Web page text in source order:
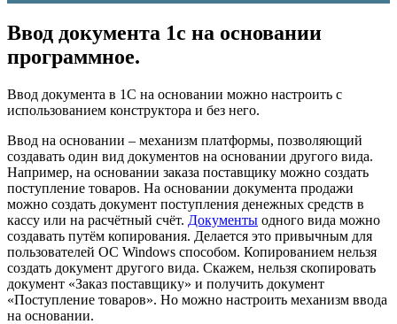
Ввод документа 1с на основании
программное.
Ввод документа в 1С на основании можно настроить с
использованием конструктора и без него.
Ввод на основании – механизм платформы, позволяющий
создавать один вид документов на основании другого вида.
Например, на основании заказа поставщику можно создать
поступление товаров. На основании документа продажи
можно создать документ поступления денежных средств в
кассу или на расчётный счёт. Документы одного вида можно
создавать путём копирования. Делается это привычным для
пользователей ОС Windows способом. Копированием нельзя
создать документ другого вида. Скажем, нельзя скопировать
документ «Заказ поставщику» и получить документ
«Поступление товаров». Но можно настроить механизм ввода
на основании.